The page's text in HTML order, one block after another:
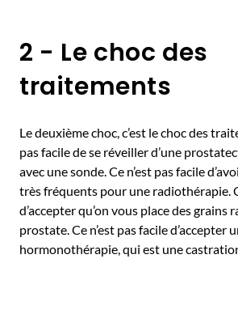
2 - Le choc des
traitements
Le deuxième choc, c’est le choc des
pas facile de se réveiller d’une
avec une sonde. Ce n’est pas facile
très fréquents pour une radiothérapie.
d’accepter qu’on vous place des grains
prostate. Ce n’est pas facile d’accepter
hormonothérapie, qui est une